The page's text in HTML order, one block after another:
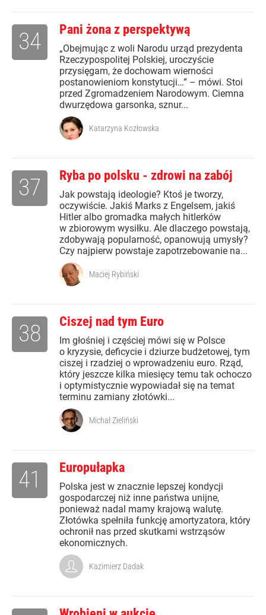
Pani żona z perspektywą
„Obejmując z woli Narodu urząd prezydenta
Rzeczypospolitej Polskiej, uroczyście
przysięgam, że dochowam wierności
postanowieniom konstytucji…” – mówi. Stoi
przed Zgromadzeniem Narodowym. Ciemna
dwurzędowa garsonka, sznur...
34
Katarzyna Kozłowska
Ryba po polsku - zdrowi na zabój
Jak powstają ideologie? Ktoś je tworzy,
oczywiście. Jakiś Marks z Engelsem, jakiś
Hitler albo gromadka małych hitlerków
w zbiorowym wysiłku. Ale dlaczego powstają,
zdobywają popularność, opanowują umysły?
Czy najpierw powstaje zapotrzebowanie na...
37
Maciej Rybiński
Ciszej nad tym Euro
Im głośniej i częściej mówi się w Polsce
o kryzysie, deficycie i dziurze budżetowej, tym
ciszej i rzadziej o wprowadzeniu euro. Rząd,
który jeszcze kilka miesięcy temu tak ochoczo
i optymistycznie wypowiadał się na temat
terminu zamiany złotówki...
38
Michał Zieliński
Europułapka
Polska jest w znacznie lepszej kondycji
gospodarczej niż inne państwa unijne,
ponieważ nadal mamy krajową walutę.
Złotówka spełniła funkcję amortyzatora, który
ochronił nas przed skutkami wstrząsów
ekonomicznych.
41
Kazimierz Dadak